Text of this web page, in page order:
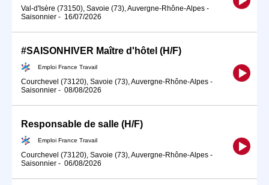
Val-d'Isère (73150), Savoie (73), Auvergne-Rhône-Alpes -
Saisonnier - 16/07/2026
#SAISONHIVER Maître d'hôtel (H/F)
Emploi France Travail
Courchevel (73120), Savoie (73), Auvergne-Rhône-Alpes -
Saisonnier - 08/08/2026
Responsable de salle (H/F)
Emploi France Travail
Courchevel (73120), Savoie (73), Auvergne-Rhône-Alpes -
Saisonnier - 06/08/2026